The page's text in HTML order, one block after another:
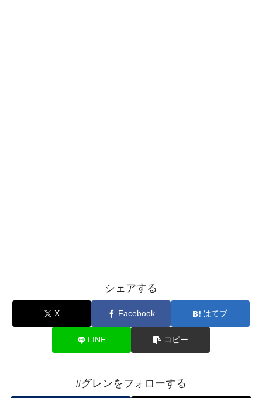
シェアする
X Facebook はてブ
LINE コピー
#グレンをフォローする